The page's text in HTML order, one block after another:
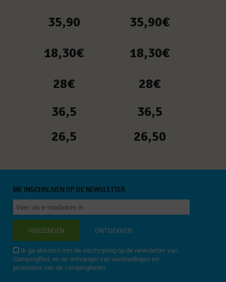
35,90
35,90€
18,30€
18,30€
28€
28€
36,5
36,5
26,5
26,50
ME INSCHRIJVEN OP DE NEWSLETTER
VERZENDEN ONTDEKKEN
Ik ga akkoord met de inschrijving op de newsletter van
CampingRed, en de ontvangst van aanbiedingen en
promoties van de campingketen.